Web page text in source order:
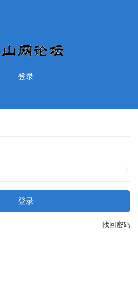
登录
登录
找回密码